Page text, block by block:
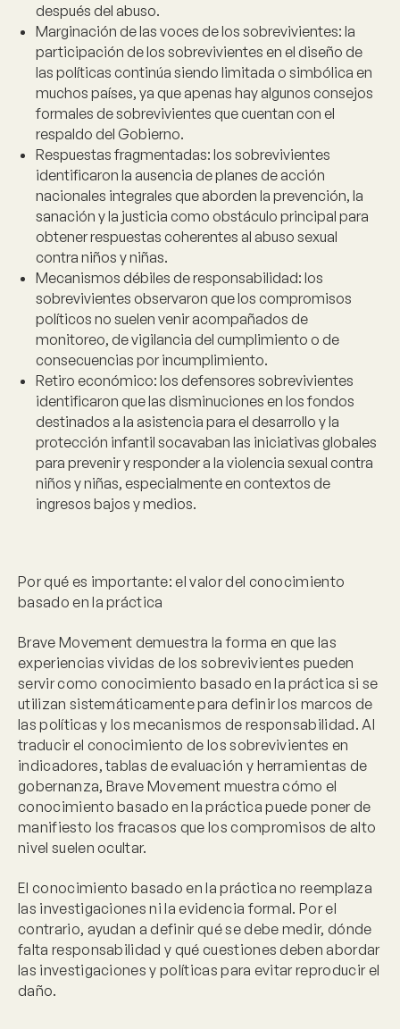
después del abuso.
Marginación de las voces de los sobrevivientes: la
participación de los sobrevivientes en el diseño de
las políticas continúa siendo limitada o simbólica en
muchos países, ya que apenas hay algunos consejos
formales de sobrevivientes que cuentan con el
respaldo del Gobierno.
Respuestas fragmentadas: los sobrevivientes
identificaron la ausencia de planes de acción
nacionales integrales que aborden la prevención, la
sanación y la justicia como obstáculo principal para
obtener respuestas coherentes al abuso sexual
contra niños y niñas.
Mecanismos débiles de responsabilidad: los
sobrevivientes observaron que los compromisos
políticos no suelen venir acompañados de
monitoreo, de vigilancia del cumplimiento o de
consecuencias por incumplimiento.
Retiro económico: los defensores sobrevivientes
identificaron que las disminuciones en los fondos
destinados a la asistencia para el desarrollo y la
protección infantil socavaban las iniciativas globales
para prevenir y responder a la violencia sexual contra
niños y niñas, especialmente en contextos de
ingresos bajos y medios.
Por qué es importante: el valor del conocimiento
basado en la práctica
Brave Movement demuestra la forma en que las
experiencias vividas de los sobrevivientes pueden
servir como conocimiento basado en la práctica si se
utilizan sistemáticamente para definir los marcos de
las políticas y los mecanismos de responsabilidad. Al
traducir el conocimiento de los sobrevivientes en
indicadores, tablas de evaluación y herramientas de
gobernanza, Brave Movement muestra cómo el
conocimiento basado en la práctica puede poner de
manifiesto los fracasos que los compromisos de alto
nivel suelen ocultar.
El conocimiento basado en la práctica no reemplaza
las investigaciones ni la evidencia formal. Por el
contrario, ayudan a definir qué se debe medir, dónde
falta responsabilidad y qué cuestiones deben abordar
las investigaciones y políticas para evitar reproducir el
daño.